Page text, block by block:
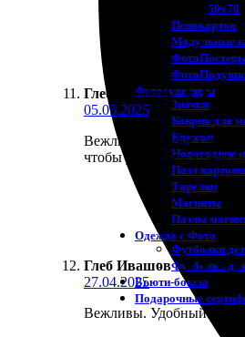
50х70
Пенокартон
Модульные
Фотоcувениры
Значки
Коврик для
Кружки
Новогодние
Пазл
Тарелки
Магниты
Пазлы
Одежда с Фото
Футболки
Футболки
Бьюти-боксы
Подарочные
Глеб Ивашов : ★ ★
05.05.2025
Вежливы и очень
чтобы уточнить детали.
Глеб Ивашов : ★ ★ ★ ★
27.04.2025
Вежливы. Удобный